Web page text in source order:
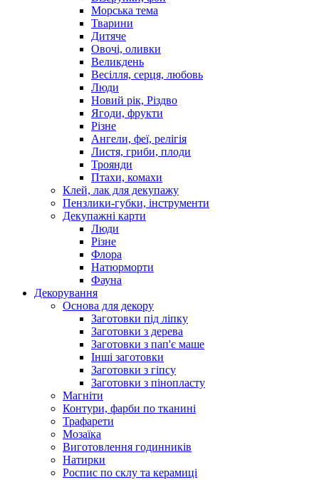
Морська тема
Тварини
Дитяче
Овочі, оливки
Великдень
Весілля, серця, любовь
Люди
Новий рік, Різдво
Ягоди, фрукти
Різне
Ангели, феї, релігія
Листя, гриби, плоди
Троянди
Птахи, комахи
Клей, лак для декупажу
Пензлики-губки, інструменти
Декупажні карти
Люди
Різне
Флора
Натюрморти
Фауна
Декорування
Основа для декору
Заготовки під ліпку
Заготовки з дерева
Заготовки з пап'є маше
Інші заготовки
Заготовки з гіпсу
Заготовки з пінопласту
Магніти
Контури, фарби по тканині
Трафарети
Мозаїка
Виготовлення годинників
Натирки
Роспис по склу та керамиці